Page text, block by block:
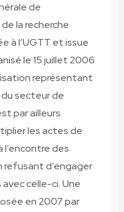
de
la recherche
à l’UGTT et issue
le 15 juillet 2006
représentant
secteur de
par ailleurs
les actes de
l’encontre des
refusant d’engager
celle-ci. Une
en 2007 par